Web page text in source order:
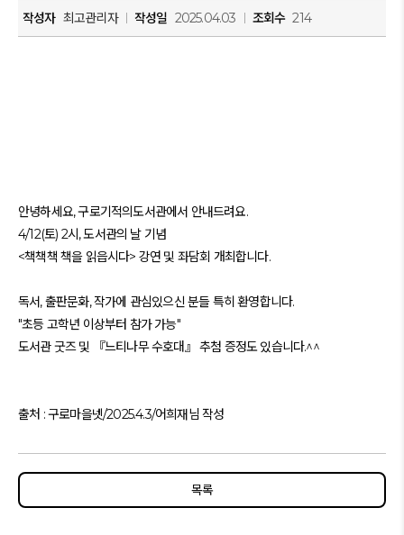
작성자 최고관리자 작성일 2025.04.03 조회수 214
안녕하세요, 구로기적의도서관에서 안내드려요.
4/12(토) 2시, 도서관의 날 기념
<책책책 책을 읽읍시다> 강연 및 좌담회 개최합니다.
독서, 출판문화, 작가에 관심있으신 분들 특히 환영합니다.
"초등 고학년 이상부터 참가 가능"
도서관 굿즈 및 『느티나무 수호대』 추첨 증정도 있습니다.^^
출처 : 구로마을넷/2025.4.3/어희재님 작성
목록